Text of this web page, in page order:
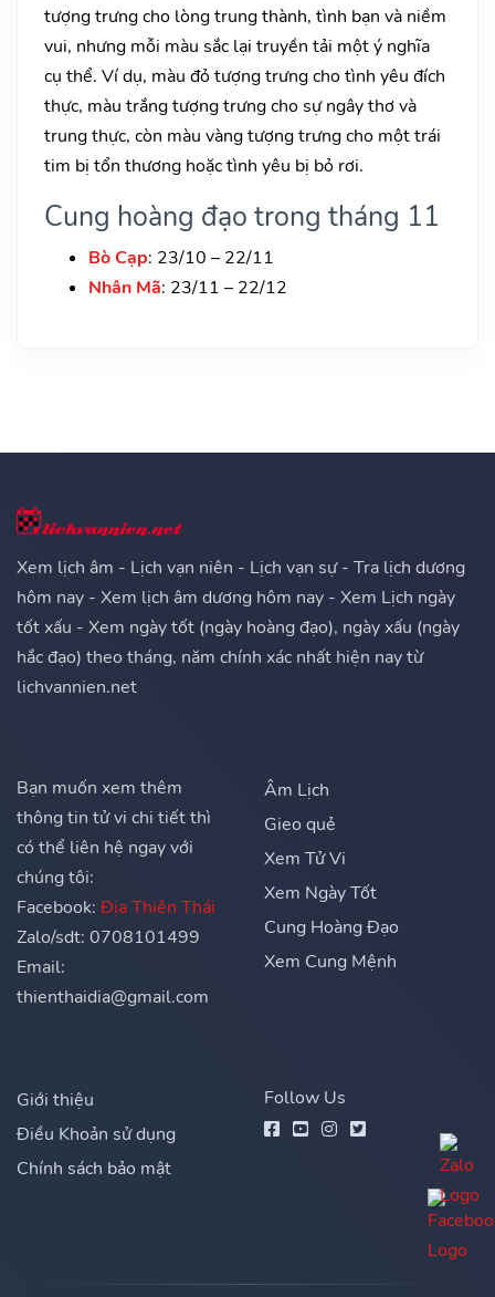
tượng trưng cho lòng trung thành, tình bạn và niềm
vui, nhưng mỗi màu sắc lại truyền tải một ý nghĩa
cụ thể. Ví dụ, màu đỏ tượng trưng cho tình yêu đích
thực, màu trắng tượng trưng cho sự ngây thơ và
trung thực, còn màu vàng tượng trưng cho một trái
tim bị tổn thương hoặc tình yêu bị bỏ rơi.
Cung hoàng đạo trong tháng 11
Bò Cạp: 23/10 – 22/11
Nhân Mã: 23/11 – 22/12
Xem lịch âm - Lịch vạn niên - Lịch vạn sự - Tra lịch dương
hôm nay - Xem lịch âm dương hôm nay - Xem Lịch ngày
tốt xấu - Xem ngày tốt (ngày hoàng đạo), ngày xấu (ngày
hắc đạo) theo tháng, năm chính xác nhất hiện nay từ
lichvannien.net
Bạn muốn xem thêm
thông tin tử vi chi tiết thì
có thể liên hệ ngay với
chúng tôi:
Facebook: Địa Thiên Thái
Zalo/sdt: 0708101499
Email:
thienthaidia@gmail.com
Âm Lịch
Gieo quẻ
Xem Tử Vi
Xem Ngày Tốt
Cung Hoàng Đạo
Xem Cung Mệnh
Giới thiệu
Điều Khoản sử dụng
Chính sách bảo mật
Follow Us